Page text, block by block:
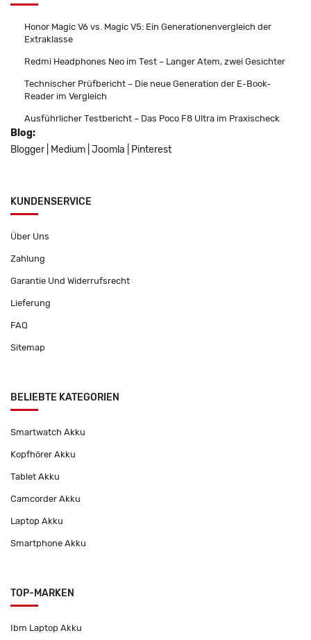
Honor Magic V6 vs. Magic V5: Ein Generationenvergleich der
Extraklasse
Redmi Headphones Neo im Test – Langer Atem, zwei Gesichter
Technischer Prüfbericht – Die neue Generation der E-Book-
Reader im Vergleich
Ausführlicher Testbericht – Das Poco F8 Ultra im Praxischeck
Blog:
Blogger
Medium Joomla Pinterest
KUNDENSERVICE
Über Uns
Zahlung
Garantie Und Widerrufsrecht
Lieferung
FAQ
Sitemap
BELIEBTE KATEGORIEN
Smartwatch Akku
Kopfhörer Akku
Tablet Akku
Camcorder Akku
Laptop Akku
Smartphone Akku
TOP-MARKEN
Ibm Laptop Akku